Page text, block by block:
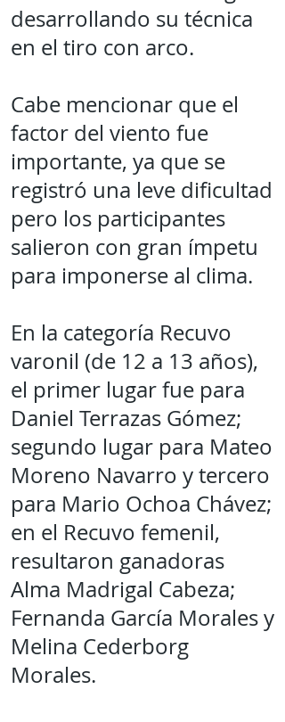
desarrollando su técnica
en el tiro con arco.
Cabe mencionar que el
factor del viento fue
importante, ya que se
registró una leve dificultad
pero los participantes
salieron con gran ímpetu
para imponerse al clima.
En la categoría Recuvo
varonil (de 12 a 13 años),
el primer lugar fue para
Daniel Terrazas Gómez;
segundo lugar para Mateo
Moreno Navarro y tercero
para Mario Ochoa Chávez;
en el Recuvo femenil,
resultaron ganadoras
Alma Madrigal Cabeza;
Fernanda García Morales y
Melina Cederborg
Morales.